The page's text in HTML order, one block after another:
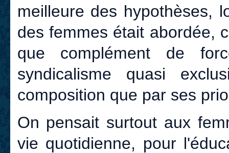
meilleure des hypothèses,
des femmes était abordée,
que complément de
syndicalisme quasi
composition que par ses
On pensait surtout aux
vie quotidienne, pour